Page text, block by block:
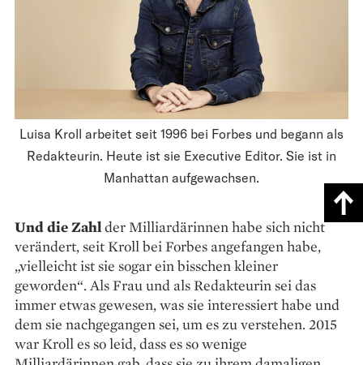
Luisa Kroll arbeitet seit 1996 bei Forbes und begann als
Redakteurin. Heute ist sie Executive Editor. Sie ist in
Manhattan aufgewachsen.
Und die Zahlder Milliardärinnen habe sich nicht
verändert, seit Kroll bei Forbes angefangen habe,
„vielleicht ist sie sogar ein bisschen kleiner
geworden“. Als Frau und als Redakteurin sei das
immer etwas gewesen, was sie interessiert habe und
dem sie nachgegangen sei, um es zu ver­stehen. 2015
war Kroll es so leid, dass es so wenige